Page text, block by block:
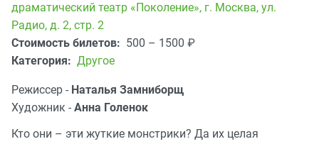
драматический театр «Поколение», г. Москва, ул.
Радио, д. 2, стр. 2
Стоимость билетов: 500 – 1500 ₽
Категория: Другое
Режиссер - Наталья Замниборщ
Художник - Анна Голенок
Кто они – эти жуткие монстрики? Да их целая